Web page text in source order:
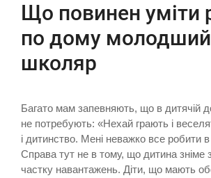
Що повинен уміти
по дому молодший
школяр
Багато мам запевняють, що в дитячій
не потребують: «Нехай грають і
і дитинство. Мені неважко все робити
Справа тут не в тому, що дитина зніме
частку навантажень. Діти, що мають